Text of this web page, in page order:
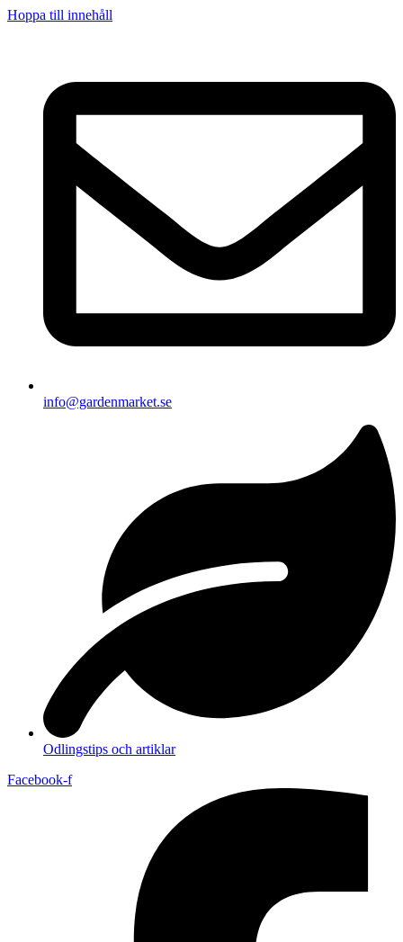
Hoppa till innehåll
info@gardenmarket.se
Odlingstips och artiklar
Facebook-f